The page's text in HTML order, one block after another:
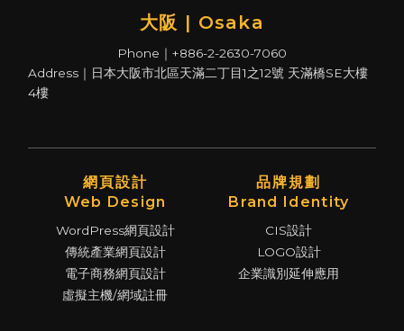
大阪 | Osaka
Phone｜+886-2-2630-7060
Address｜日本大阪市北區天滿二丁目1之12號 天滿橋SE大樓
4樓
網頁設計
Web Design
WordPress網頁設計
傳統產業網頁設計
電子商務網頁設計
虛擬主機/網域註冊
品牌規劃
Brand Identity
CIS設計
LOGO設計
企業識別延伸應用